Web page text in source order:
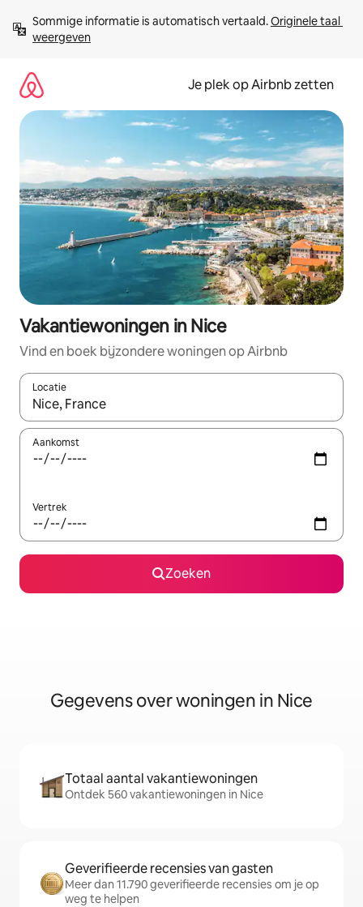
direct
naar
Sommige informatie is automatisch vertaald. Originele taal
weergeven
Je plek op Airbnb zetten
Vakantiewoningen in Nice
Vind en boek bijzondere woningen op Airbnb
Locatie
Wanneer er resultaten beschikbaar zijn, maak je een keuze
Aankomst
Vertrek
Zoeken
Gegevens over woningen in Nice
Totaal aantal vakantiewoningen
Ontdek 560 vakantiewoningen in Nice
Geverifieerde recensies van gasten
Meer dan 11.790 geverifieerde recensies om je op
weg te helpen